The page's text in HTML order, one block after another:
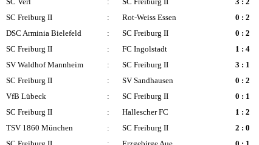
SC Freiburg II : Rot-Weiss Essen
0 : 2
DSC Arminia Bielefeld : SC Freiburg II
0 : 2
SC Freiburg II : FC Ingolstadt
1 : 4
SV Waldhof Mannheim : SC Freiburg II
3 : 1
SC Freiburg II : SV Sandhausen
0 : 2
VfB Lübeck : SC Freiburg II
0 : 1
SC Freiburg II : Hallescher FC
1 : 2
TSV 1860 München : SC Freiburg II
2 : 0